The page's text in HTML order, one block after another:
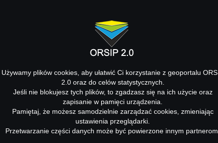
Używamy plików cookies, aby ułatwić Ci korzystanie z geoportalu
2.0 oraz do celów statystycznych.
Jeśli nie blokujesz tych plików, to zgadzasz się na ich użycie oraz
zapisanie w pamięci urządzenia.
Pamiętaj, że możesz samodzielnie zarządzać cookies, zmieniając
ustawienia przeglądarki.
Przetwarzanie części danych może być powierzone innym